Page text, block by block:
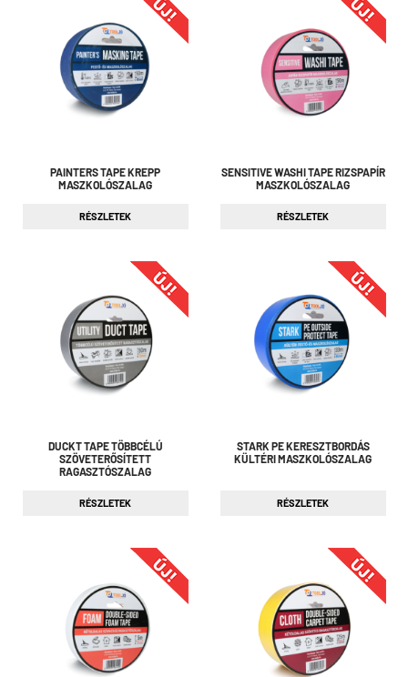
PAINTERS TAPE KREPP
MASZKOLÓSZALAG
RÉSZLETEK
SENSITIVE WASHI TAPE RIZSPAPÍR
MASZKOLÓSZALAG
RÉSZLETEK
DUCKT TAPE TÖBBCÉLÚ
SZÖVETERŐSÍTETT
RAGASZTÓSZALAG
RÉSZLETEK
STARK PE KERESZTBORDÁS
KÜLTÉRI MASZKOLÓSZALAG
RÉSZLETEK